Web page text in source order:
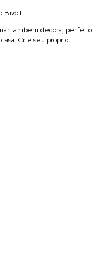
Bivolt
também decora, perfeito
Crie seu próprio